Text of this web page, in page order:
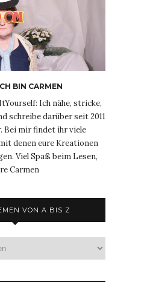
BIN CARMEN
Ich nähe, stricke,
schreibe darüber seit 2011
Bei mir findet ihr viele
denen eure Kreationen
Viel Spaß beim Lesen,
Carmen
VON A BIS Z